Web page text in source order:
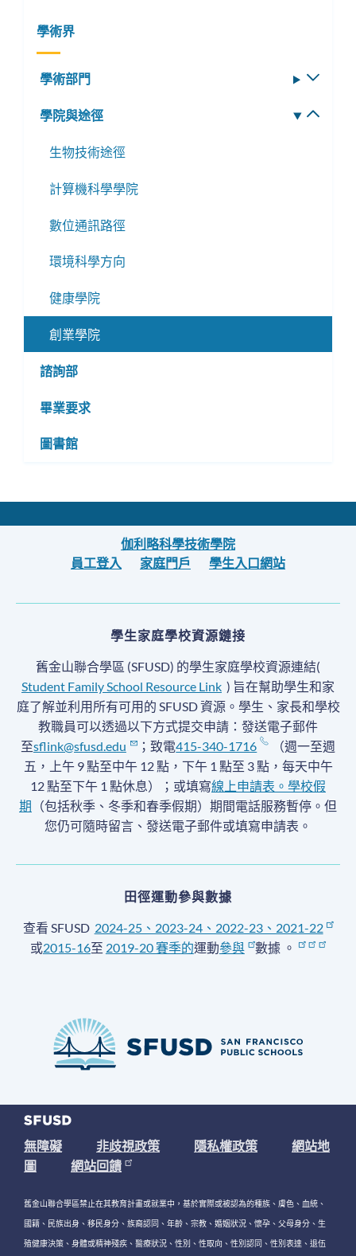
學術界
學術部門
學院與途徑
生物技術途徑
計算機科學學院
數位通訊路徑
環境科學方向
健康學院
創業學院
諮詢部
畢業要求
圖書館
伽利略科學技術學院
員工登入
家庭門戶 學生入口網站
學生家庭學校資源鏈接
舊金山聯合學區 (SFUSD) 的學生家庭學校資源連結(
Student Family School Resource Link ) 旨在幫助學生和家
庭了解並利用所有可用的 SFUSD 資源。學生、家長和學校
教職員可以透過以下方式提交申請：發送電子郵件
至sflink@sfusd.edu ；致電415-340-1716
（週一至週
五，上午 9 點至中午 12 點，下午 1 點至 3 點，每天中午
12 點至下午 1 點休息）；或填寫線上申請表。 學校假
期 （包括秋季、冬季和春季假期）期間電話服務暫停 。但
您仍可隨時留言、發送電子郵件或填寫申請表。
田徑運動參與數據
查看 SFUSD 2024-25、2023-24、2022-23、2021-22
或2015-16至 2019-20 賽季的運動參與 數據 。
無障礙 非歧視政策 隱私權政策
網站地
圖
網站回饋
舊金山聯合學區禁止在其教育計畫或就業中，基於實際或被認為的種族、膚色、血統、
國籍、民族出身、移民身分、族裔認同、年齡、宗教、婚姻狀況、懷孕、父母身分、生
殖健康決策、身體或精神殘疾、醫療狀況、性別、性取向、性別認同、性別表達、退伍